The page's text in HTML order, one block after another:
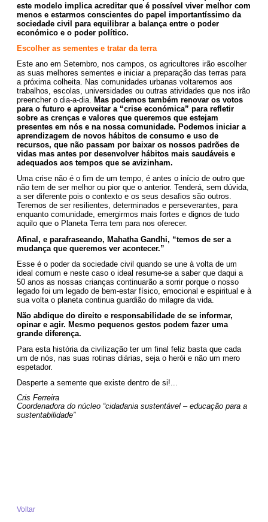
este modelo implica acreditar que é possível viver melhor com
menos e estarmos conscientes do papel importantíssimo da
sociedade civil para equilibrar a balança entre o poder
económico e o poder político.
Escolher as sementes e tratar da terra
Este ano em Setembro, nos campos, os agricultores irão escolher
as suas melhores sementes e iniciar a preparação das terras para
a próxima colheita. Nas comunidades urbanas voltaremos aos
trabalhos, escolas, universidades ou outras atividades que nos irão
preencher o dia-a-dia. Mas podemos também renovar os votos
para o futuro e aproveitar a “crise económica” para refletir
sobre as crenças e valores que queremos que estejam
presentes em nós e na nossa comunidade. Podemos iniciar a
aprendizagem de novos hábitos de consumo e uso de
recursos, que não passam por baixar os nossos padrões de
vidas mas antes por desenvolver hábitos mais saudáveis e
adequados aos tempos que se avizinham.
Uma crise não é o fim de um tempo, é antes o início de outro que
não tem de ser melhor ou pior que o anterior. Tenderá, sem dúvida,
a ser diferente pois o contexto e os seus desafios são outros.
Teremos de ser resilientes, determinados e perseverantes, para
enquanto comunidade, emergirmos mais fortes e dignos de tudo
aquilo que o Planeta Terra tem para nos oferecer.
Afinal, e parafraseando, Mahatha Gandhi, “temos de ser a
mudança que queremos ver acontecer.”
Esse é o poder da sociedade civil quando se une à volta de um
ideal comum e neste caso o ideal resume-se a saber que daqui a
50 anos as nossas crianças continuarão a sorrir porque o nosso
legado foi um legado de bem-estar físico, emocional e espiritual e à
sua volta o planeta continua guardião do milagre da vida.
Não abdique do direito e responsabilidade de se informar,
opinar e agir. Mesmo pequenos gestos podem fazer uma
grande diferença.
Para esta história da civilização ter um final feliz basta que cada
um de nós, nas suas rotinas diárias, seja o herói e não um mero
espetador.
Desperte a semente que existe dentro de si!...
Cris Ferreira
Coordenadora do núcleo “cidadania sustentável – educação para a
sustentabilidade”
Voltar